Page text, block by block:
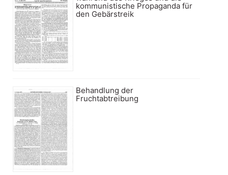
kommunistische Propaganda für
den Gebärstreik
Behandlung der
Fruchtabtreibung